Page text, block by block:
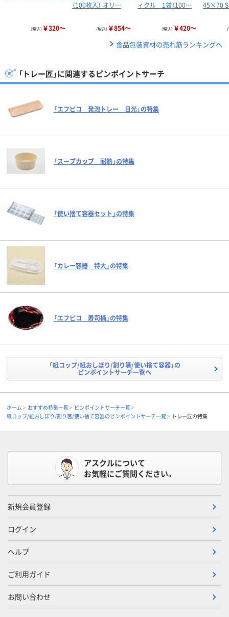
（税込） ￥320～
（100枚入） オリ…
（税込） ￥854～
ィクル 1袋（100…
（税込） ￥420～
45×70
食品包装資材の売れ筋ランキングへ
「トレー匠」に関連するピンポイントサーチ
「エフピコ 発泡トレー 日光」の特集
「スープカップ 耐熱」の特集
「使い捨て容器セット」の特集
「カレー容器 特大」の特集
「エフピコ 寿司桶」の特集
「紙コップ/紙おしぼり/割り箸/使い捨て容器」の
ピンポイントサーチ一覧へ
ホーム おすすめ特集一覧
ピンポイントサーチ一覧
紙コップ/紙おしぼり/割り箸/使い捨て容器のピンポイントサーチ一覧
トレー匠の特集
アスクルについて
お気軽にご質問ください。
新規会員登録
ログイン
ヘルプ
ご利用ガイド
お問い合わせ